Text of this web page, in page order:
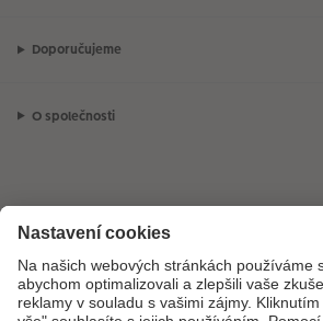
Doporučujeme
O společnosti
Máte-li jakékoli dotazy týkající se
neváhejte nás kontaktovat:+ 420 800 100 808